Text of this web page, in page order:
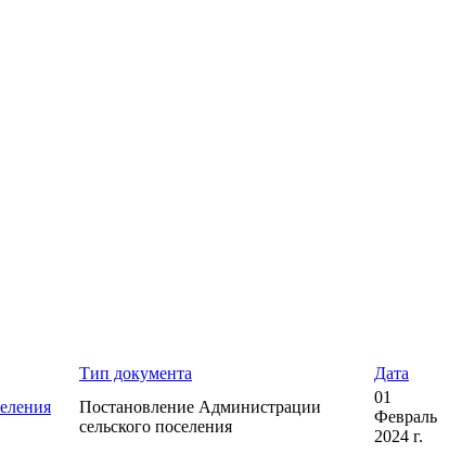
Тип документа
Дата
Постановление Администрации
сельского поселения
01
Февраль
2024 г.